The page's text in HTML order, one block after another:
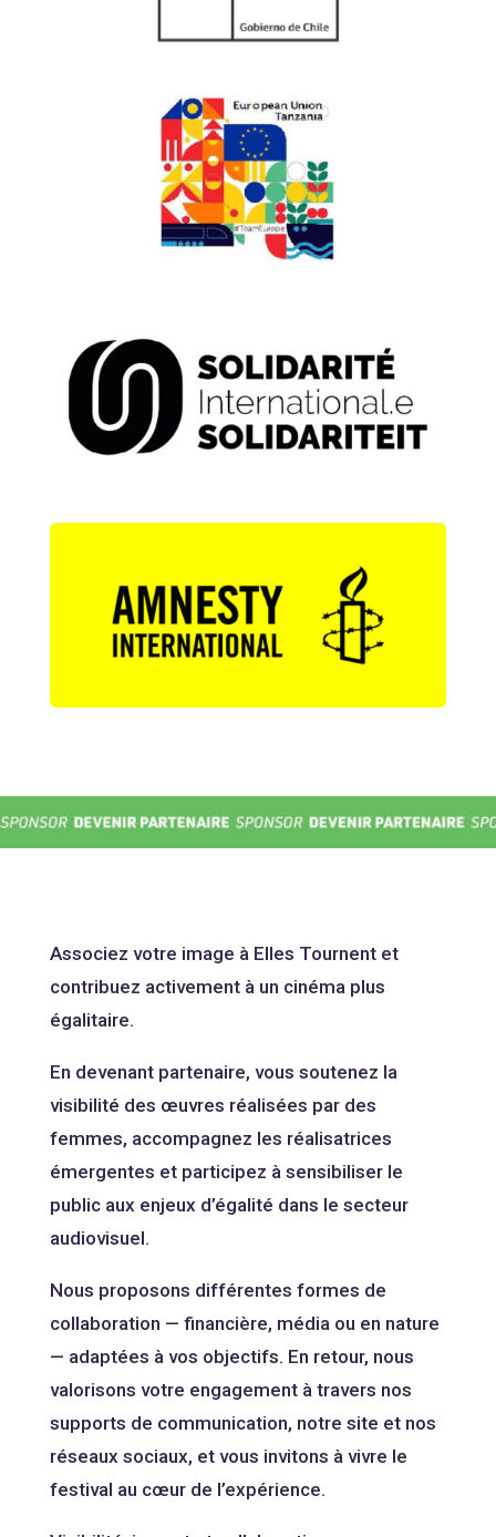
Associez votre image à Elles Tournent et
contribuez activement à un cinéma plus
égalitaire.
En devenant partenaire, vous soutenez la
visibilité des œuvres réalisées par des
femmes, accompagnez les réalisatrices
émergentes et participez à sensibiliser le
public aux enjeux d’égalité dans le secteur
audiovisuel.
Nous proposons différentes formes de
collaboration — financière, média ou en nature
— adaptées à vos objectifs. En retour, nous
valorisons votre engagement à travers nos
supports de communication, notre site et nos
réseaux sociaux, et vous invitons à vivre le
festival au cœur de l’expérience.